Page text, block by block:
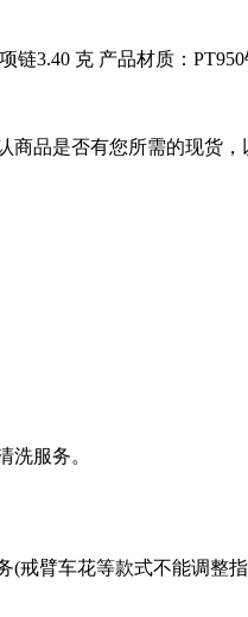
链3.40 克 产品材质：
品是否有您所需的现货
洗服务。
戒臂车花等款式不能调整